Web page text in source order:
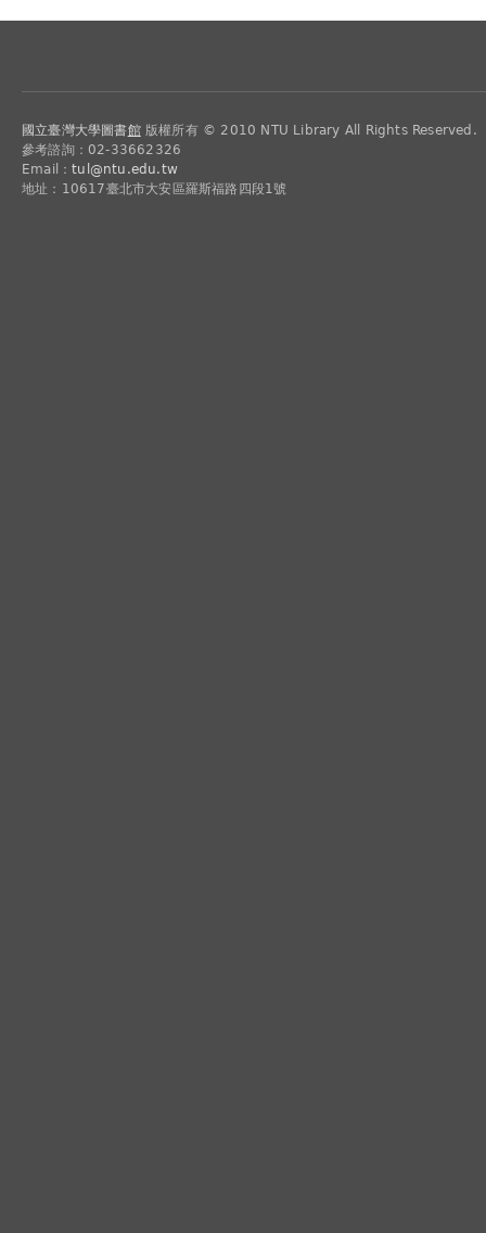
國立臺灣大學圖書館版權所有 © 2010 NTU Library All Rights Reserved.
參考諮詢：02-33662326
Email：tul@ntu.edu.tw
地址：10617臺北市大安區羅斯福路四段1號